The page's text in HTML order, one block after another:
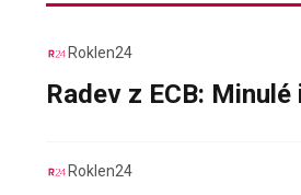
Roklen24
Radev z ECB:
Roklen24